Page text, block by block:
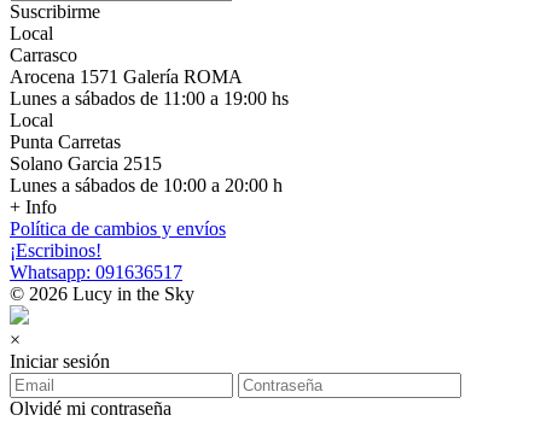
Suscribirme
Local
Carrasco
Arocena 1571 Galería ROMA
Lunes a sábados de 11:00 a 19:00 hs
Local
Punta Carretas
Solano Garcia 2515
Lunes a sábados de 10:00 a 20:00 h
+ Info
Política de cambios y envíos
¡Escribinos!
Whatsapp: 091636517
© 2026 Lucy in the Sky
×
Iniciar sesión
Olvidé mi contraseña